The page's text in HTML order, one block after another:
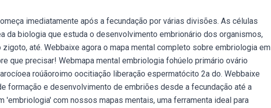
imediatamente após a fecundação por várias divisões. As células
da biologia que estuda o desenvolvimento embrionário dos organismos,
até. Webbaixe agora o mapa mental completo sobre embriologia em
que precisar! Webmapa mental embriologia fohúelo primário ovário
roúãoroimo oocitiação liberação espermatócito 2a do. Webbaixe
formação e desenvolvimento de embriões desde a fecundação até a
'embriologia' com nossos mapas mentais, uma ferramenta ideal para